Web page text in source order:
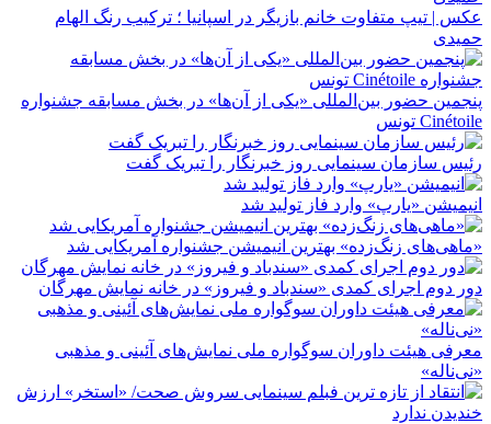
عکس | تیپ متفاوت خانم بازیگر در اسپانیا ؛ ترکیب رنگ الهام
حمیدی
پنجمین حضور بین‌المللی «یکی از آن‌ها» در بخش مسابقه جشنواره
Cinétoile تونس
رئیس سازمان سینمایی روز خبرنگار را تبریک گفت
انیمیشن «یارپ» وارد فاز تولید شد
«ماهی‌های زنگ‌زده» بهترین انیمیشن جشنواره آمریکایی شد
دور دوم اجرای کمدی «سندباد و فیروز» در خانه نمایش مهرگان
معرفی هیئت داوران سوگواره ملی نمایش‌های آئینی و مذهبی
«نی‌ناله»